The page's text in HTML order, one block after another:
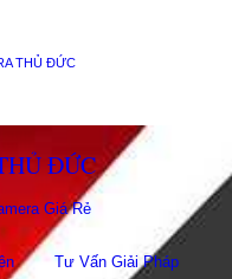
THỦ ĐỨC
ĐỨC
Giá Rẻ
Tư Vấn Giải Pháp